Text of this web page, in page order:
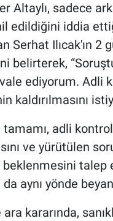
Altaylı, sadece
edildiğini iddia
Serhat Ilıcak'ın 2
belirterek,
ediyorum. Adli
kaldırılmasını
tamamı, adli
ve yürütülen
beklenmesini talep
da aynı yönde
kararında,